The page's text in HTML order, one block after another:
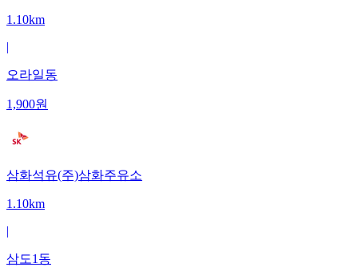
1.10km
|
오라일동
1,900원
삼화석유(주)삼화주유소
1.10km
|
삼도1동